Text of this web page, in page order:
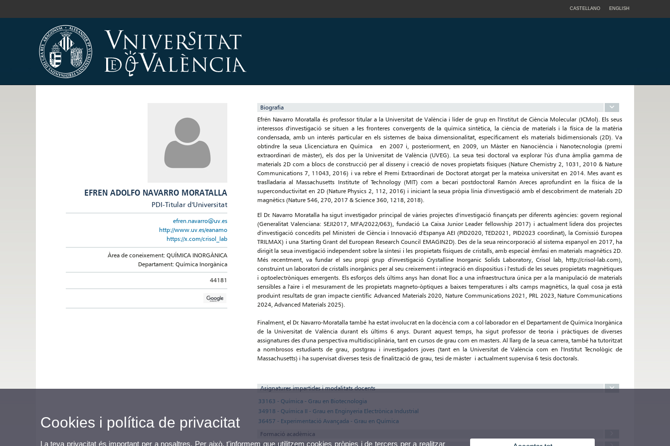
CASTELLANO ENGLISH
EFREN ADOLFO NAVARRO MORATALLA
PDI-Titular d'Universitat
efren.navarro@uv.es
http://www.uv.es/eanamo
https://x.com/crisol_lab
Àrea de coneixement: QUÍMICA INORGÀNICA
Departament: Química Inorgànica
44181
Biografia
Efrén Navarro Moratalla és professor titular a la Universitat de València i líder de grup en l'Institut de Ciència Molecular (ICMol). Els seus
interessos d'investigació se situen a les fronteres convergents de la química sintètica, la ciència de materials i la física de la matèria
condensada, amb un interés particular en els sistemes de baixa dimensionalitat, específicament els materials bidimensionals (2D). Va
obtindre la seua Llicenciatura en Química en 2007 i, posteriorment, en 2009, un Màster en Nanociència i Nanotecnologia (premi
extraordinari de màster), els dos per la Universitat de València (UVEG). La seua tesi doctoral va explorar l'ús d'una àmplia gamma de
materials 2D com a blocs de construcció per al disseny i creació de noves propietats físiques (Nature Chemistry 2, 1031, 2010 & Nature
Communications 7, 11043, 2016) i va rebre el Premi Extraordinari de Doctorat atorgat per la mateixa universitat en 2014. Mes avant es
traslladaria al Massachusetts Institute of Technology (MIT) com a becari postdoctoral Ramón Areces aprofundint en la física de la
superconductivitat en 2D (Nature Physics 2, 112, 2016) i iniciant la seua pròpia línia d'investigació amb el descobriment de materials 2D
magnètics (Nature 546, 270, 2017 & Science 360, 1218, 2018).
El Dr. Navarro Moratalla ha sigut investigador principal de vàries projectes d'investigació finançats per diferents agències: govern regional
(Generalitat Valenciana: SEJI2017, MFA/2022/063), fundació La Caixa Junior Leader fellowship 2017) i actualment lidera dos projectes
d'investigació concedits pel Ministeri de Ciència i Innovació d'Espanya AEI (PID2020, TED2021, PID2023 coordinat), la Comissió Europea
TRILMAX) i una Starting Grant del European Research Council EMAGIN2D). Des de la seua reincorporació al sistema espanyol en 2017, ha
dirigit la seua investigació independent sobre la síntesi i les propietats físiques de cristalls, amb especial èmfasi en materials magnètics 2D.
Més recentment, va fundar el seu propi grup d'investigació Crystalline Inorganic Solids Laboratory, Crisol lab, http://crisol-lab.com),
construint un laboratori de cristalls inorgànics per al seu creixement i integració en dispositius i l'estudi de les seues propietats magnètiques
i optoelectròniques emergents. Els esforços dels últims anys han donat lloc a una infraestructura única per a la manipulació de materials
sensibles a l'aire i el mesurament de les propietats magneto-òptiques a baixes temperatures i alts camps magnètics, la qual cosa ja està
produint resultats de gran impacte científic Advanced Materials 2020, Nature Communications 2021, PRL 2023, Nature Communications
2024, Advanced Materials 2025).
Finalment, el Dr. Navarro-Moratalla també ha estat involucrat en la docència com a col·laborador en el Departament de Química Inorgànica
de la Universitat de València durant els últims 6 anys. Durant aquest temps, ha sigut professor de teoria i pràctiques de diverses
assignatures des d'una perspectiva multidisciplinària, tant en cursos de grau com en masters. Al llarg de la seua carrera, també ha tutoritzat
a nombrosos estudiants de grau, postgrau i investigadors joves (tant en la Universitat de València com en l'Institut Tecnològic de
Massachusetts) i ha supervisat diverses tesis de finalització de grau, tesi de màster i actualment supervisa 6 tesis doctorals.
Asignatures impartides i modalitats docents
33163 - Química - Grau en Biotecnologia
34918 - Química II - Grau en Enginyeria Electrònica Industrial
36457 - Experimentació Avançada - Grau en Química
Formació acadèmica
Cookies i política de privacitat
La teva privacitat és important per a nosaltres. Per això, t'informem que utilitzem cookies pròpies i de tercers per a realitzar